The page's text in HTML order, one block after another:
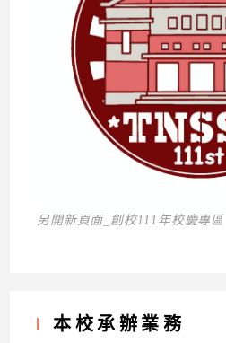
另開新頁面_創校111年校慶專區
本校承辦業務